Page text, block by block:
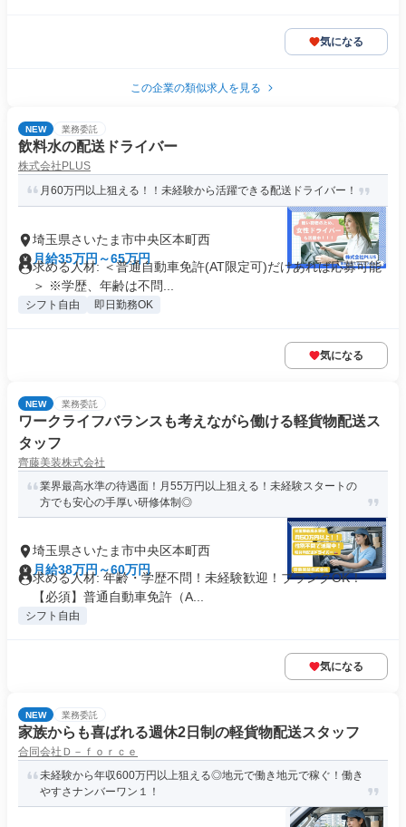
気になる
この企業の類似求人を見る
NEW 業務委託
飲料水の配送ドライバー
株式会社PLUS
月60万円以上狙える！！未経験から活躍できる配送ドライバー！
埼玉県さいたま市中央区本町西
月給35万円～65万円
求める人材: ＜普通自動車免許(AT限定可)だけあれば応募可能
＞ ※学歴、年齢は不問...
シフト自由 即日勤務OK
気になる
NEW 業務委託
ワークライフバランスも考えながら働ける軽貨物配送ス
タッフ
齊藤美装株式会社
業界最高水準の待遇面！月55万円以上狙える！未経験スタートの
方でも安心の手厚い研修体制◎
埼玉県さいたま市中央区本町西
月給38万円～60万円
求める人材: 年齢・学歴不問！未経験歓迎！ブランクOK！
【必須】普通自動車免許（A...
シフト自由
気になる
NEW 業務委託
家族からも喜ばれる週休2日制の軽貨物配送スタッフ
合同会社Ｄ－ｆｏｒｃｅ
未経験から年収600万円以上狙える◎地元で働き地元で稼ぐ！働き
やすさナンバーワン１！